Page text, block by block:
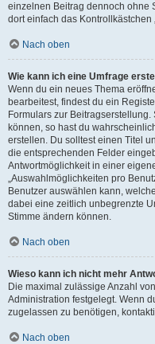
einzelnen Beitrag dennoch ohne
dort einfach das
Nach oben
Wie kann ich eine Umfrage
Wenn du ein neues Thema
bearbeitest, findest du ein
Formulars zur
können, so hast du
erstellen. Du solltest einen Titel
die entsprechenden Felder
Antwortmöglichkeit in einer
„Auswahlmöglichkeiten pro
Benutzer auswählen kann,
dabei eine zeitlich unbegrenzte
Stimme ändern können.
Nach oben
Wieso kann ich nicht mehr
Die maximal zulässige Anzahl
Administration festgelegt. Wenn
zugelassen zu benötigen,
Nach oben